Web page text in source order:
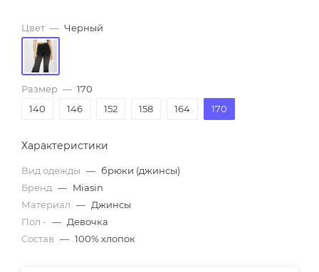
Цвет — Черный
Размер — 170
140
146 152 158 164 170
Характеристики
Вид одежды — брюки (джинсы)
Бренд — Miasin
Материал — Джинсы
Пол - — Девочка
Состав — 100% хлопок